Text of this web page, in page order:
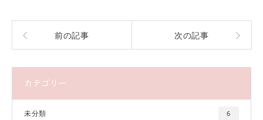
前の記事 次の記事
カテゴリー
未分類 6